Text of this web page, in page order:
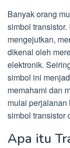
Banyak orang
simbol
mengejutkan,
dikenal oleh
elektronik.
simbol ini
memahami dan
mulai
simbol transistor
Apa itu